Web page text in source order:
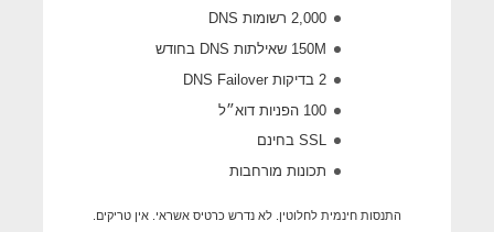
2,000 רשומות DNS
150M שאילתות DNS בחודש
2 בדיקות DNS Failover
100 הפניות דוא״ל
SSL בחינם
תכונות מורחבות
התנסות חינמית לחלוטין. לא נדרש כרטיס אשראי. אין טריקים.